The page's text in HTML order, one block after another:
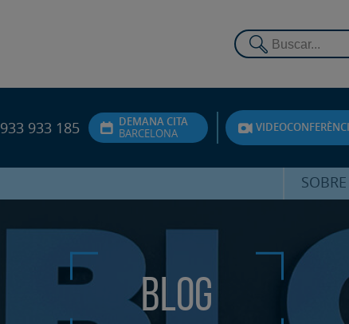
933 933 185
DEMANA CITA
BARCELONA
Blog